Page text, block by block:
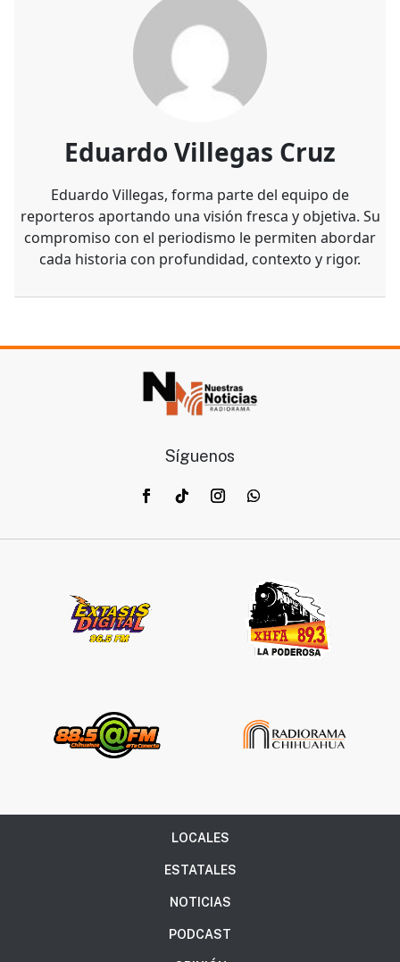
Eduardo Villegas Cruz
Eduardo Villegas, forma parte del equipo de
reporteros aportando una visión fresca y objetiva. Su
compromiso con el periodismo le permiten abordar
cada historia con profundidad, contexto y rigor.
Síguenos
LOCALES
ESTATALES
NOTICIAS
PODCAST